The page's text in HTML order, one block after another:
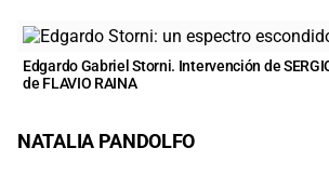
Edgardo Gabriel Storni. Intervención de
de FLAVIO RAINA
NATALIA PANDOLFO